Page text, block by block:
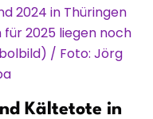
Kältetote in